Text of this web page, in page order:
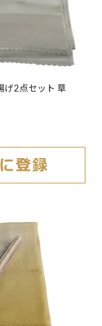
げ2点セット 草